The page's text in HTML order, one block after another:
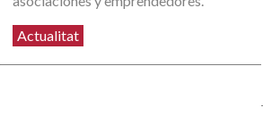
Actualitat